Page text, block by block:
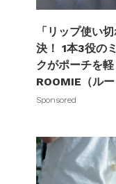
「リップ使い
決！ 1本3役の
クがポーチを
ROOMIE（ルー
Sponsored